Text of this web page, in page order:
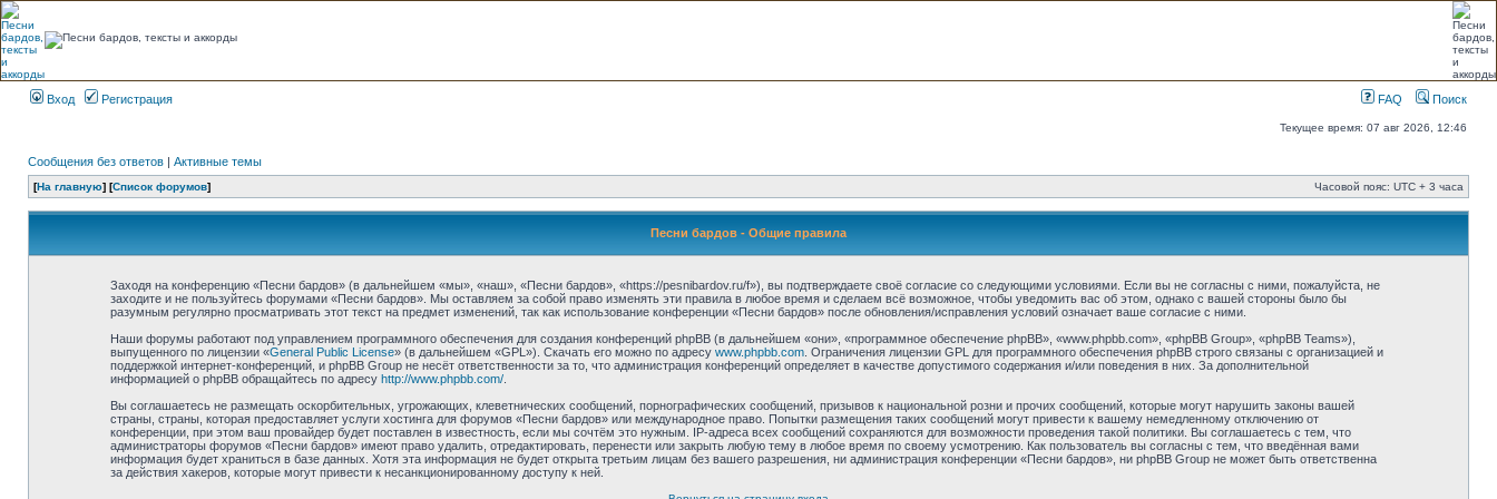
Вход Регистрация FAQ Поиск
Текущее время: 07 авг 2026, 12:46
Сообщения без ответов | Активные темы
[На главную] [Список форумов] Часовой пояс: UTC + 3 часа
Песни бардов - Общие правила
Заходя на конференцию «Песни бардов» (в дальнейшем «мы», «наш», «Песни бардов», «https://pesnibardov.ru/f»), вы подтверждаете своё согласие со следующими условиями. Если вы не согласны с ними, пожалуйста, не
заходите и не пользуйтесь форумами «Песни бардов». Мы оставляем за собой право изменять эти правила в любое время и сделаем всё возможное, чтобы уведомить вас об этом, однако с вашей стороны было бы
разумным регулярно просматривать этот текст на предмет изменений, так как использование конференции «Песни бардов» после обновления/исправления условий означает ваше согласие с ними.
Наши форумы работают под управлением программного обеспечения для создания конференций phpBB (в дальнейшем «они», «программное обеспечение phpBB», «www.phpbb.com», «phpBB Group», «phpBB Teams»),
выпущенного по лицензии «General Public License» (в дальнейшем «GPL»). Скачать его можно по адресу www.phpbb.com. Ограничения лицензии GPL для программного обеспечения phpBB строго связаны с организацией и
поддержкой интернет-конференций, и phpBB Group не несёт ответственности за то, что администрация конференций определяет в качестве допустимого содержания и/или поведения в них. За дополнительной
информацией о phpBB обращайтесь по адресу http://www.phpbb.com/.
Вы соглашаетесь не размещать оскорбительных, угрожающих, клеветнических сообщений, порнографических сообщений, призывов к национальной розни и прочих сообщений, которые могут нарушить законы вашей
страны, страны, которая предоставляет услуги хостинга для форумов «Песни бардов» или международное право. Попытки размещения таких сообщений могут привести к вашему немедленному отключению от
конференции, при этом ваш провайдер будет поставлен в известность, если мы сочтём это нужным. IP-адреса всех сообщений сохраняются для возможности проведения такой политики. Вы соглашаетесь с тем, что
администраторы форумов «Песни бардов» имеют право удалить, отредактировать, перенести или закрыть любую тему в любое время по своему усмотрению. Как пользователь вы согласны с тем, что введённая вами
информация будет храниться в базе данных. Хотя эта информация не будет открыта третьим лицам без вашего разрешения, ни администрация конференции «Песни бардов», ни phpBB Group не может быть ответственна
за действия хакеров, которые могут привести к несанкционированному доступу к ней.